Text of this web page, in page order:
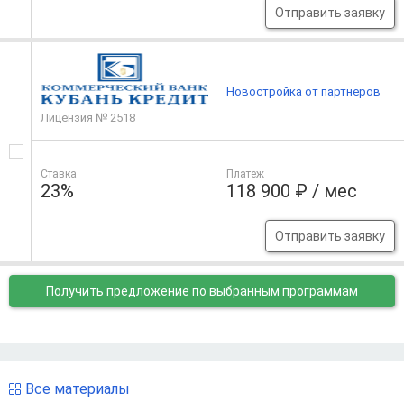
Отправить заявку
Лицензия № 2518
Ставка
23%
Платеж
118 900 ₽ / мес
Отправить заявку
Новостройка от партнеров
Получить предложение по выбранным программам
Все материалы